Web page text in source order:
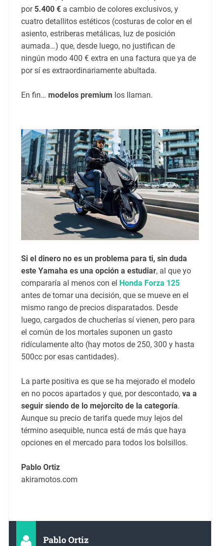
por 5.400 € a cambio de colores exclusivos, y
cuatro detallitos estéticos (costuras de color en el
asiento, estriberas metálicas, luz de posición
aumada…) que, desde luego, no justifican de
ningún modo 400 € extra en una factura que ya de
por sí es extraordinariamente abultada.
En fin… modelos premium los llaman.
Si el dinero no es un problema para ti, sin duda
este Yamaha es una opción a estudiar, al que yo
compararía al menos con el Honda Forza 125
antes de tomar una decisión, que se mueve en el
mismo rango de precios disparatados. Desde
luego, cargados de chucherías sí vienen, pero para
el común de los mortales suponen un gasto
ridículamente alto (hay motos de 250, 300 y hasta
500cc por esas cantidades).
La parte positiva es que se ha mejorado el modelo
en no pocos apartados y que, por descontado,va a
seguir siendo de lo mejorcito de la categoría.
Aunque su precio de tarifa quede muy lejos del
término asequible, nunca está de más que haya
opciones en el mercado para todos los bolsillos.
Pablo Ortiz
akiramotos.com
Pablo Ortiz